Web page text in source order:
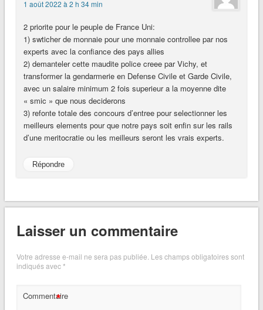
1 août 2022 à 2 h 34 min
2 priorite pour le peuple de France Uni:
1) swticher de monnaie pour une monnaie controllee par nos
experts avec la confiance des pays allies
2) demanteler cette maudite police creee par Vichy, et
transformer la gendarmerie en Defense Civile et Garde Civile,
avec un salaire minimum 2 fois superieur a la moyenne dite
« smic » que nous deciderons
3) refonte totale des concours d’entree pour selectionner les
meilleurs elements pour que notre pays soit enfin sur les rails
d’une meritocratie ou les meilleurs seront les vrais experts.
Répondre
Laisser un commentaire
Votre adresse e-mail ne sera pas publiée. Les champs obligatoires sont
indiqués avec*
Commentaire
*